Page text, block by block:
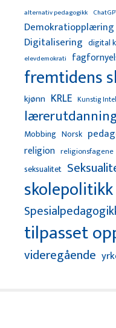
alternativ pedagogikk
Demokratiopplæring
Digitalisering digital
elevdemokrati
fremtidens
kjønn KRLE Kunstig
Mobbing Norsk
religion religionsfagene
seksualitet
skolepolitikk
tilpasset
videregående